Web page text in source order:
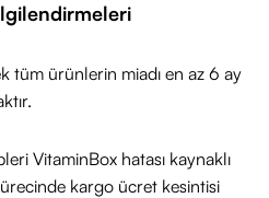
tüm ürünlerin miadı en az 6 ay
VitaminBox hatası kaynaklı
kargo ücret kesintisi